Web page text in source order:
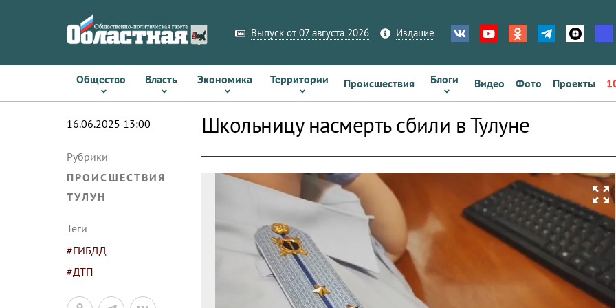
Выпуск от 07 августа 2026 Издание
Общество Власть Экономика Территории Происшествия Блоги Видео Фото Проекты
16.06.2025 13:00
Рубрики
ПРОИСШЕСТВИЯ
ТУЛУН
Теги
#ГИБДД
#ДТП
Школьницу насмерть сбили в Тулуне
zoom_out_map